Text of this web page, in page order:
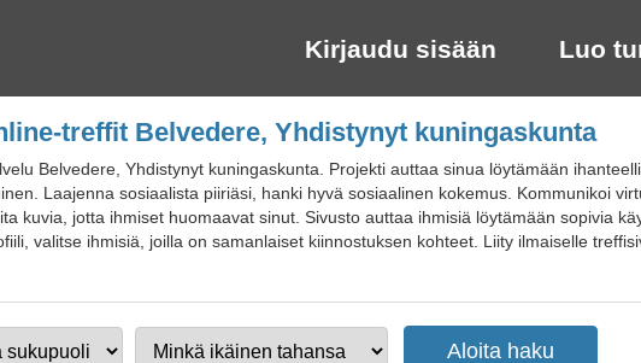
Kirjaudu sisään Luo
treffit Belvedere, Yhdistynyt kuningaskunta
Belvedere, Yhdistynyt kuningaskunta. Projekti auttaa sinua löytämään
Laajenna sosiaalista piiriäsi, hanki hyvä sosiaalinen kokemus. Kommunikoi
kuvia, jotta ihmiset huomaavat sinut. Sivusto auttaa ihmisiä löytämään sopivia
valitse ihmisiä, joilla on samanlaiset kiinnostuksen kohteet. Liity ilmaiselle